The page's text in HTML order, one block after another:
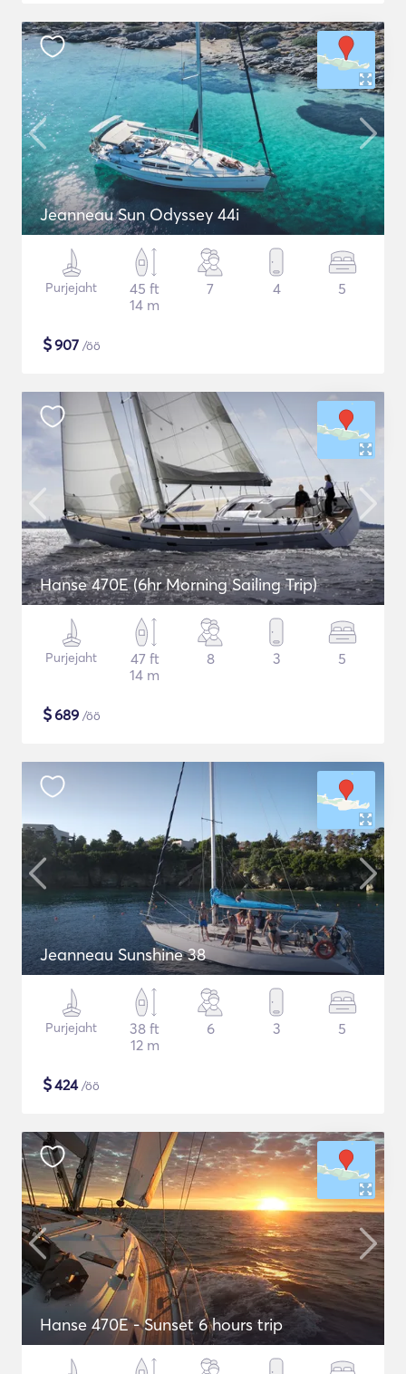
Jeanneau Sun Odyssey 44i
Purjejaht
45 ft
14 m
7 4 5
$907 /öö
Hanse 470E (6hr Morning Sailing Trip)
Purjejaht
47 ft
14 m
8 3 5
$689 /öö
Jeanneau Sunshine 38
Purjejaht
38 ft
12 m
6 3 5
$424/öö
Hanse 470E - Sunset 6 hours trip